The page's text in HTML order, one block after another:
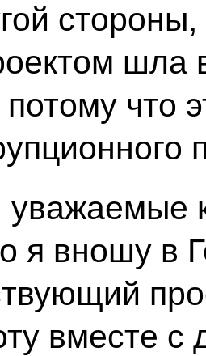
шла
что
уважаемые
я вношу в
вместе с